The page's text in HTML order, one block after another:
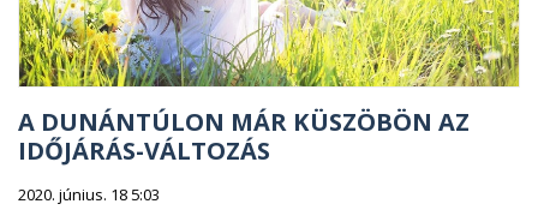
A DUNÁNTÚLON MÁR KÜSZÖBÖN AZ
IDŐJÁRÁS-VÁLTOZÁS
2020. június. 18 5:03